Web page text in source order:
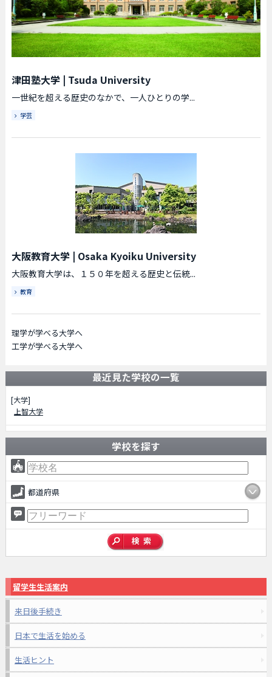
津田塾大学| Tsuda University
一世紀を超える歴史のなかで、一人ひとりの学...
学芸
大阪教育大学| Osaka Kyoiku University
大阪教育大学は、１５０年を超える歴史と伝統...
教育
理学が学べる大学へ
工学が学べる大学へ
最近見た学校の一覧
[大学]
上智大学
学校を探す
都道府県
留学生生活案内
来日後手続き
日本で生活を始める
生活ヒント